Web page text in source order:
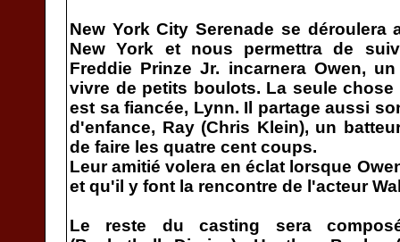
New York City Serenade se déroulera
New York et nous permettra de
Freddie Prinze Jr. incarnera Owen,
vivre de petits boulots. La seule
est sa fiancée, Lynn. Il partage aussi
d'enfance, Ray (Chris Klein), un
de faire les quatre cent coups.
Leur amitié volera en éclat lorsque
et qu'il y font la rencontre de l'acteur
Le reste du casting sera